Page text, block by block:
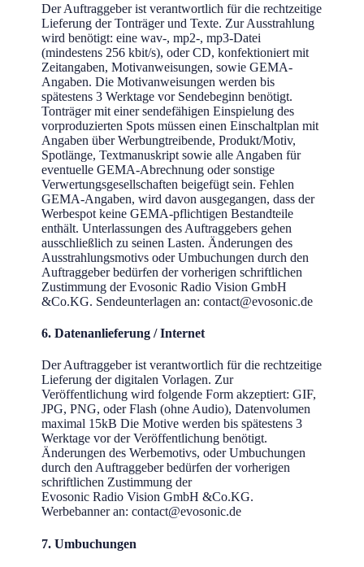
Der Auftraggeber ist verantwortlich für die rechtzeitige
Lieferung der Tonträger und Texte. Zur Ausstrahlung
wird benötigt: eine wav-, mp2-, mp3-Datei
(mindestens 256 kbit/s), oder CD, konfektioniert mit
Zeitangaben, Motivanweisungen, sowie GEMA-
Angaben. Die Motivanweisungen werden bis
spätestens 3 Werktage vor Sendebeginn benötigt.
Tonträger mit einer sendefähigen Einspielung des
vorproduzierten Spots müssen einen Einschaltplan mit
Angaben über Werbungtreibende, Produkt/Motiv,
Spotlänge, Textmanuskript sowie alle Angaben für
eventuelle GEMA-Abrechnung oder sonstige
Verwertungsgesellschaften beigefügt sein. Fehlen
GEMA-Angaben, wird davon ausgegangen, dass der
Werbespot keine GEMA-pflichtigen Bestandteile
enthält. Unterlassungen des Auftraggebers gehen
ausschließlich zu seinen Lasten. Änderungen des
Ausstrahlungsmotivs oder Umbuchungen durch den
Auftraggeber bedürfen der vorherigen schriftlichen
Zustimmung der Evosonic Radio Vision GmbH
&Co.KG. Sendeunterlagen an: contact@evosonic.de
6. Datenanlieferung / Internet
Der Auftraggeber ist verantwortlich für die rechtzeitige
Lieferung der digitalen Vorlagen. Zur
Veröffentlichung wird folgende Form akzeptiert: GIF,
JPG, PNG, oder Flash (ohne Audio), Datenvolumen
maximal 15kB Die Motive werden bis spätestens 3
Werktage vor der Veröffentlichung benötigt.
Änderungen des Werbemotivs, oder Umbuchungen
durch den Auftraggeber bedürfen der vorherigen
schriftlichen Zustimmung der
Evosonic Radio Vision GmbH &Co.KG.
Werbebanner an: contact@evosonic.de
7. Umbuchungen